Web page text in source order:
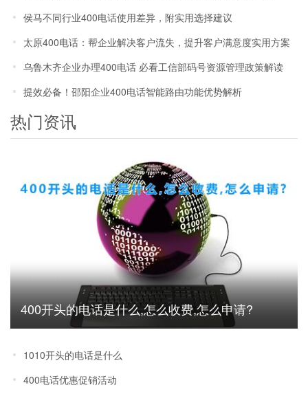
侯马不同行业400电话使用差异，附实用选择建议
太原400电话：帮企业解决客户流失，提升客户满意度实用方案
乌鲁木齐企业办理400电话 必看工信部码号资源管理政策解读
提效必备！邵阳企业400电话智能路由功能优势解析
热门资讯
400开头的电话是什么,怎么收费,怎么申请?
1010开头的电话是什么
400电话优惠促销活动